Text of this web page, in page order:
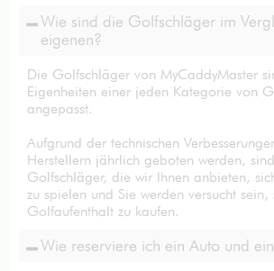
Wie sind die Golfschläger im
eigenen?
Die Golfschläger von MyCaddyMaster
Eigenheiten einer jeden Kategorie von
angepasst.
Aufgrund der technischen
Herstellern jährlich geboten werden,
Golfschläger, die wir Ihnen anbieten,
zu spielen und Sie werden versucht
Golfaufenthalt zu kaufen.
Wie reserviere ich ein Auto und